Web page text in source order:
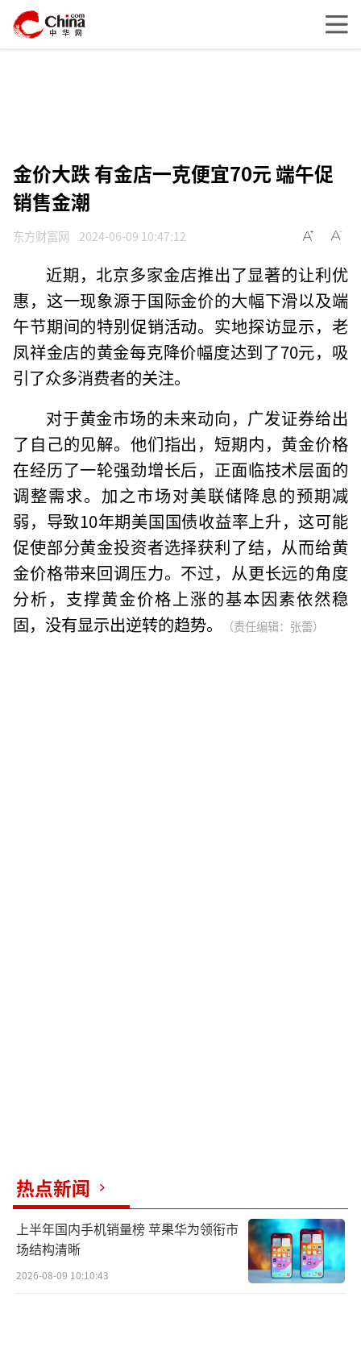
金价大跌 有金店一克便宜70元 端午促
销售金潮
东方财富网 2024-06-09 10:47:12
近期，北京多家金店推出了显著的让利优
惠，这一现象源于国际金价的大幅下滑以及端
午节期间的特别促销活动。实地探访显示，老
凤祥金店的黄金每克降价幅度达到了70元，吸
引了众多消费者的关注。
对于黄金市场的未来动向，广发证券给出
了自己的见解。他们指出，短期内，黄金价格
在经历了一轮强劲增长后，正面临技术层面的
调整需求。加之市场对美联储降息的预期减
弱，导致10年期美国国债收益率上升，这可能
促使部分黄金投资者选择获利了结，从而给黄
金价格带来回调压力。不过，从更长远的角度
分析，支撑黄金价格上涨的基本因素依然稳
固，没有显示出逆转的趋势。
（责任编辑：张蕾）
热点新闻
上半年国内手机销量榜 苹果华为领衔市
场结构清晰
2026-08-09 10:10:43